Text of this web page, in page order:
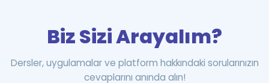
Biz Sizi Arayalım?
Dersler, uygulamalar ve platform hakkındaki sorularınızın
cevaplarını anında alın!